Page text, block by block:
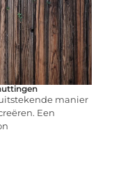
manier
Een